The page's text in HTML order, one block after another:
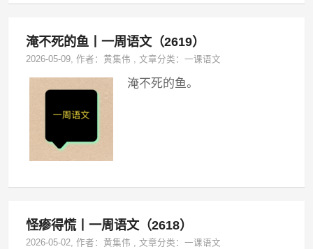
淹不死的鱼丨一周语文（2619）
2026-05-09, 作者：黄集伟 ,文章分类：一课语文
淹不死的鱼。
怪瘆得慌丨一周语文（2618）
2026-05-02, 作者：黄集伟 ,文章分类：一课语文